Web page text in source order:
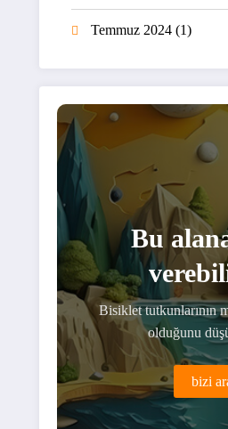
Temmuz 2024 (1)
Bu
Bisiklet tutkunlarının
olduğunu
bizi